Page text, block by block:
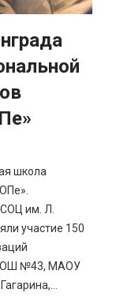
школа
им. Л.
участие 150
№43, МАОУ